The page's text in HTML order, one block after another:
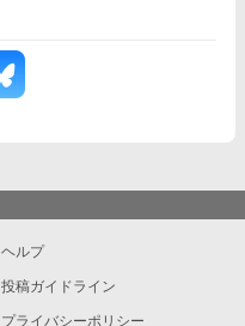
ヘルプ
投稿ガイドライン
プライバシーポリシー